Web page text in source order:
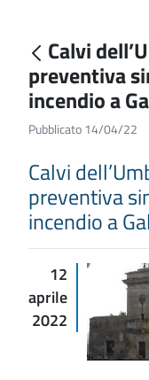
Calvi
preventiva
incendio a
Pubblicato 14/04/22
Calvi
preventiva
incendio a
12
aprile
2022